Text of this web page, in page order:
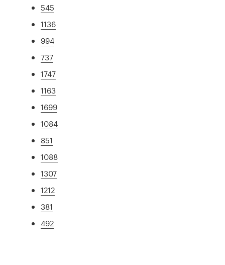
545
1136
994
737
1747
1163
1699
1084
851
1088
1307
1212
381
492